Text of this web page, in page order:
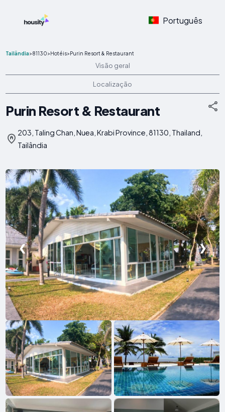
Português
Tailândia>81130>Hotéis>Purin Resort & Restaurant
Visão geral
Localização
Purin Resort & Restaurant
203, Taling Chan, Nuea, Krabi Province, 81130, Thailand,
Tailândia
❮ ❯